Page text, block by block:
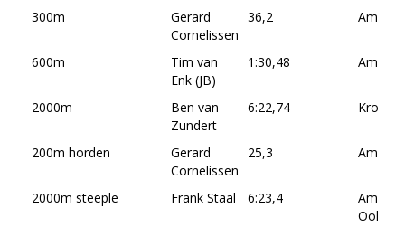
300m
Gerard
Cornelissen
36,2
600m
Tim van
Enk (JB)
1:30,48
2000m
Ben van
Zundert
6:22,74
200m horden
Gerard
Cornelissen
25,3
2000m steeple Frank Staal 6:23,4
Ookm.